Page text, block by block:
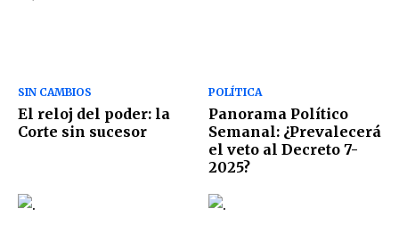
SIN CAMBIOS
El reloj del poder: la
Corte sin sucesor
POLÍTICA
Panorama Político
Semanal: ¿Prevalecerá
el veto al Decreto 7-
2025?